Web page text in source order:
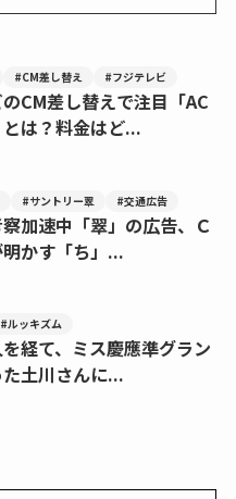
#CM差し替え #フジテレビ
CM差し替えで注目「AC
は？料金はど...
#サントリー翠 #交通広告
加速中「翠」の広告、Ｃ
かす「ち」...
#ルッキズム
経て、ミス慶應準グラン
土川さんに...